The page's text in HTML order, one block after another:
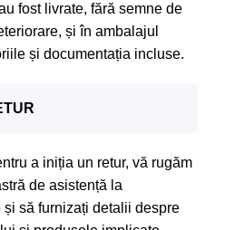
fost livrate, fără semne de
și în ambalajul
și documentația incluse.
a iniția un retur, vă rugăm
de asistență la
să furnizați detalii despre